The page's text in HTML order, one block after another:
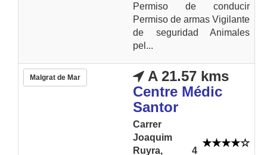
Permiso de conducir
Permiso de armas Vigilante
de seguridad Animales
pel...
Malgrat de Mar
A 21.57 kms
Centre Médic
Santor
Carrer
Joaquim
Ruyra, 4